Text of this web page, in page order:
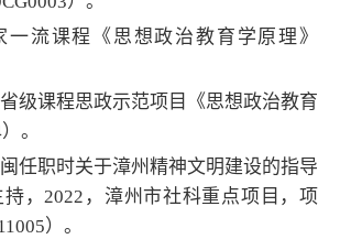
一流课程《思想政治教育学原理》
级课程思政示范项目《思想政治教育
。
任职时关于漳州精神文明建设的指导
，2022，漳州市社科重点项目，项
）。